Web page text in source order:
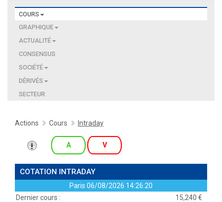
COURS
GRAPHIQUE
ACTUALITÉ
CONSENSUS
SOCIÉTÉ
DÉRIVÉS
SECTEUR
Actions Cours Intraday
A V
COTATION INTRADAY
Paris 06/08/2026 14:26:20
Dernier cours :
15,240